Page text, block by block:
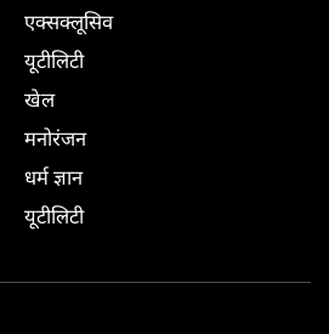
एक्सक्लूसिव
यूटीलिटी
खेल
मनोरंजन
धर्म ज्ञान
यूटीलिटी